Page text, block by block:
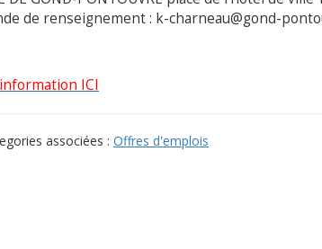
de renseignement : k-charneau@gond-
ICI
associées : Offres d'emplois